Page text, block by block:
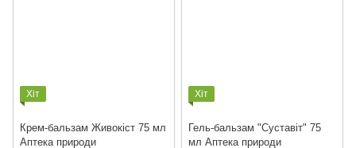
Хіт
Крем-бальзам Живокіст 75 мл
Аптека природи
Хіт
Гель-бальзам "Суставіт" 75
мл Аптека природи